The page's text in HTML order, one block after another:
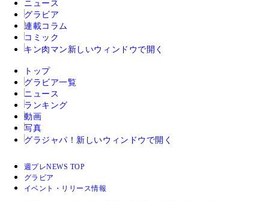
ニュース
グラビア
連載コラム
コミック
キン肉マン 新しいウィンドウで開く
トップ
グラビア一覧
ニュース
ランキング
動画
写真
グラジャパ！ 新しいウィンドウで開く
週プレNEWS TOP
グラビア
イベント・リリース情報